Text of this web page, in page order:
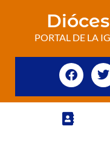
PORTAL DE LA